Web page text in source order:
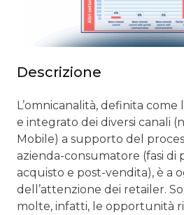
Descrizione
L’omnicanalità, definita
e integrato dei diversi canali
Mobile) a supporto del
azienda-consumatore (fasi di
acquisto e post-vendita), è a
dell’attenzione dei retailer.
molte, infatti, le opportunità